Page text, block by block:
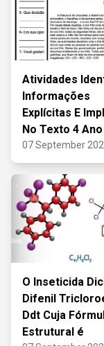
Atividades
Informações
Explícitas E
No Texto 4 Ano
07 September
O Inseticida
Difenil
Ddt Cuja
Estrutural é